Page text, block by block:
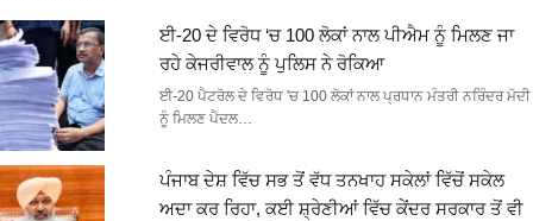
ਈ-20 ਦੇ ਵਿਰੋਧ ‘ਚ 100 ਲੋਕਾਂ ਨਾਲ ਪੀਐਮ ਨੂੰ ਮਿਲਣ ਜਾ
ਰਹੇ ਕੇਜਰੀਵਾਲ ਨੂੰ ਪੁਲਿਸ ਨੇ ਰੋਕਿਆ
ਈ-20 ਪੈਟਰੋਲ ਦੇ ਵਿਰੋਧ 'ਚ 100 ਲੋਕਾਂ ਨਾਲ ਪ੍ਰਧਾਨ ਮੰਤਰੀ ਨਰਿੰਦਰ ਮੋਦੀ
ਨੂੰ ਮਿਲਣ ਪੈਦਲ…
ਪੰਜਾਬ ਦੇਸ਼ ਵਿੱਚ ਸਭ ਤੋਂ ਵੱਧ ਤਨਖਾਹ ਸਕੇਲਾਂ ਵਿੱਚੋਂ ਸਕੇਲ
ਅਦਾ ਕਰ ਰਿਹਾ, ਕਈ ਸ਼੍ਰੇਣੀਆਂ ਵਿੱਚ ਕੇਂਦਰ ਸਰਕਾਰ ਤੋਂ ਵੀ